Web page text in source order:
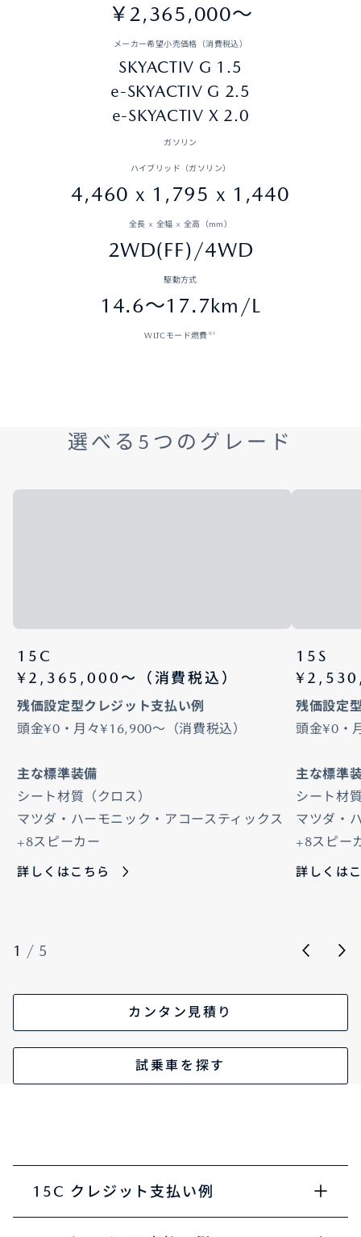
￥2,365,000〜
メーカー希望小売価格（消費税込）
SKYACTIV G 1.5
e-SKYACTIV G 2.5
e-SKYACTIV X 2.0
ガソリン
ハイブリッド（ガソリン）
4,460 x 1,795 x 1,440
全長 × 全幅 × 全高（mm）
2WD(FF)/4WD
駆動方式
14.6～17.7km/L
WLTCモード燃費 ※1
選べる5つのグレード
15C
¥2,365,000〜（消費税込）
残価設定型クレジット支払い例
頭金¥0・月々¥16,900～（消費税込）
主な標準装備
シート材質（クロス）
マツダ・ハーモニック・アコースティックス
+8スピーカー
詳しくはこちら
15S
残価設定
頭金¥0・
主な標準
シート材
マツダ・
+8スピー
詳しくは
1 / 5
カンタン見積り
試乗車を探す
15C クレジット支払い例